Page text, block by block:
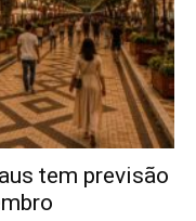
tem previsão